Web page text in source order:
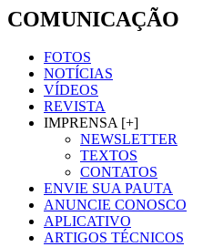
COMUNICAÇÃO
FOTOS
NOTÍCIAS
VÍDEOS
REVISTA
IMPRENSA [+]
NEWSLETTER
TEXTOS
CONTATOS
ENVIE SUA PAUTA
ANUNCIE CONOSCO
APLICATIVO
ARTIGOS TÉCNICOS